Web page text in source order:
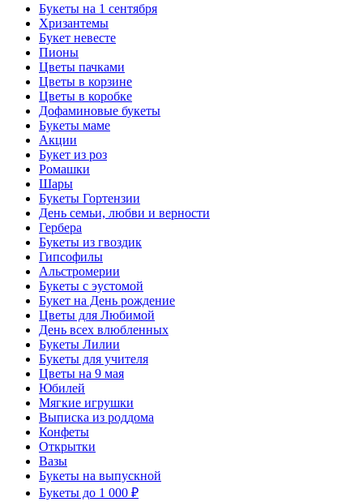
Букеты на 1 сентября
Хризантемы
Букет невесте
Пионы
Цветы пачками
Цветы в корзине
Цветы в коробке
Дофаминовые букеты
Букеты маме
Акции
Букет из роз
Ромашки
Шары
Букеты Гортензии
День семьи, любви и верности
Гербера
Букеты из гвоздик
Гипсофилы
Альстромерии
Букеты с эустомой
Букет на День рождение
Цветы для Любимой
День всех влюбленных
Букеты Лилии
Букеты для учителя
Цветы на 9 мая
Юбилей
Мягкие игрушки
Выписка из роддома
Конфеты
Открытки
Вазы
Букеты на выпускной
Букеты до 1 000 ₽